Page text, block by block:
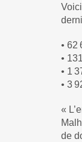
• 62
•
• 1
• 3
«
de